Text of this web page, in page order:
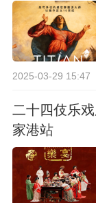
2025-03-29 15:47
二十四伎乐
家港站